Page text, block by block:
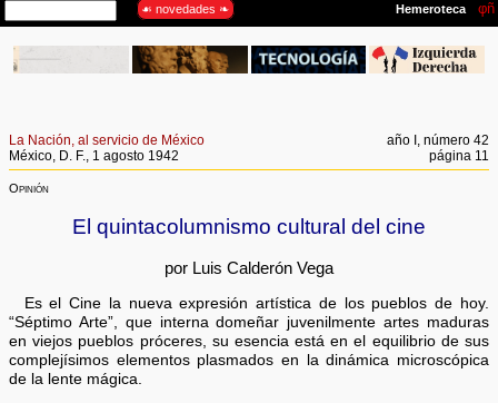
La Nación, al servicio de México
México, D. F., 1 agosto 1942
año I, número 42
página 11
Opinión
El quintacolumnismo cultural del cine
por Luis Calderón Vega
Es el Cine la nueva expresión artística de los pueblos de hoy.
“Séptimo Arte”, que interna domeñar juvenilmente artes maduras
en viejos pueblos próceres, su esencia está en el equilibrio de sus
complejísimos elementos plasmados en la dinámica microscópica
de la lente mágica.